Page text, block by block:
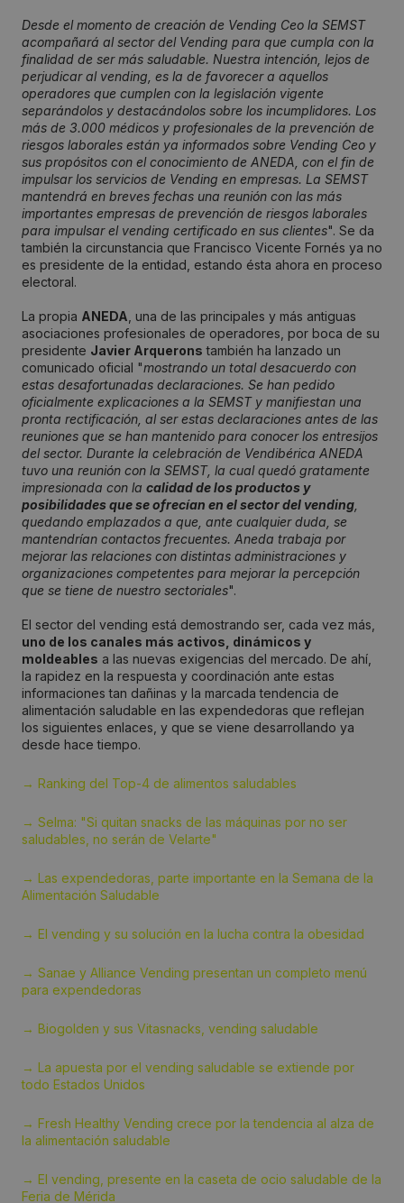
Desde el momento de creación de Vending Ceo la SEMST
acompañará al sector del Vending para que cumpla con la
finalidad de ser más saludable. Nuestra intención, lejos de
perjudicar al vending, es la de favorecer a aquellos
operadores que cumplen con la legislación vigente
separándolos y destacándolos sobre los incumplidores. Los
más de 3.000 médicos y profesionales de la prevención de
riesgos laborales están ya informados sobre Vending Ceo y
sus propósitos con el conocimiento de ANEDA, con el fin de
impulsar los servicios de Vending en empresas. La SEMST
mantendrá en breves fechas una reunión con las más
importantes empresas de prevención de riesgos laborales
para impulsar el vending certificado en sus clientes". Se da
también la circunstancia que Francisco Vicente Fornés ya no
es presidente de la entidad, estando ésta ahora en proceso
electoral.
La propia ANEDA , una de las principales y más antiguas
asociaciones profesionales de operadores, por boca de su
presidente Javier Arquerons también ha lanzado un
comunicado oficial "mostrando un total desacuerdo con
estas desafortunadas declaraciones. Se han pedido
oficialmente explicaciones a la SEMST y manifiestan una
pronta rectificación, al ser estas declaraciones antes de las
reuniones que se han mantenido para conocer los entresijos
del sector. Durante la celebración de Vendibérica ANEDA
tuvo una reunión con la SEMST, la cual quedó gratamente
impresionada con la calidad de los productos y
posibilidades que se ofrecían en el sector del vending
quedando emplazados a que, ante cualquier duda, se
mantendrían contactos frecuentes. Aneda trabaja por
mejorar las relaciones con distintas administraciones y
organizaciones competentes para mejorar la percepción
que se tiene de nuestro sectoriales".
El sector del vending está demostrando ser, cada vez más,
uno de los canales más activos, dinámicos y
moldeables a las nuevas exigencias del mercado. De ahí,
la rapidez en la respuesta y coordinación ante estas
informaciones tan dañinas y la marcada tendencia de
alimentación saludable en las expendedoras que reflejan
los siguientes enlaces, y que se viene desarrollando ya
desde hace tiempo.
→ Ranking del Top-4 de alimentos saludables
→ Selma: "Si quitan snacks de las máquinas por no ser
saludables, no serán de Velarte"
→ Las expendedoras, parte importante en la Semana de la
Alimentación Saludable
→ El vending y su solución en la lucha contra la obesidad
→ Sanae y Alliance Vending presentan un completo menú
para expendedoras
→ Biogolden y sus Vitasnacks, vending saludable
→ La apuesta por el vending saludable se extiende por
todo Estados Unidos
→ Fresh Healthy Vending crece por la tendencia al alza de
la alimentación saludable
→ El vending, presente en la caseta de ocio saludable de la
Feria de Mérida